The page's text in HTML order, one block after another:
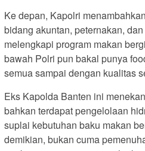
Ke depan, Kapolri
bidang akuntan, peternakan,
melengkapi program makan
bawah Polri pun bakal punya
semua sampai dengan kualitas
Eks Kapolda Banten ini
bahkan terdapat pengelolaan
suplai kebutuhan baku makan
demikian, bukan cuma